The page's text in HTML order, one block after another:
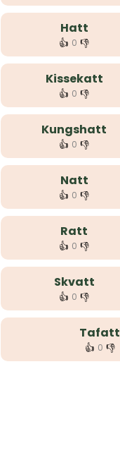
Hatt
👍 0 👎
Kissekatt
👍 0 👎
Kungshatt
👍 0 👎
Natt
👍 0 👎
Ratt
👍 0 👎
Skvatt
👍 0 👎
Tafatt
👍 0 👎